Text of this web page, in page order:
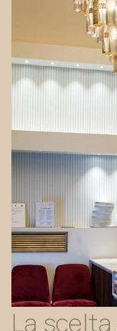
La scelta